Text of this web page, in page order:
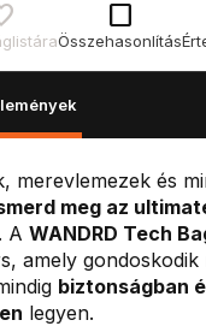
check_box_outline_blank
Összehasonlítás
merevlemezek és
meg az
. A WANDRD Tech
amely
biztonságban
legyen.